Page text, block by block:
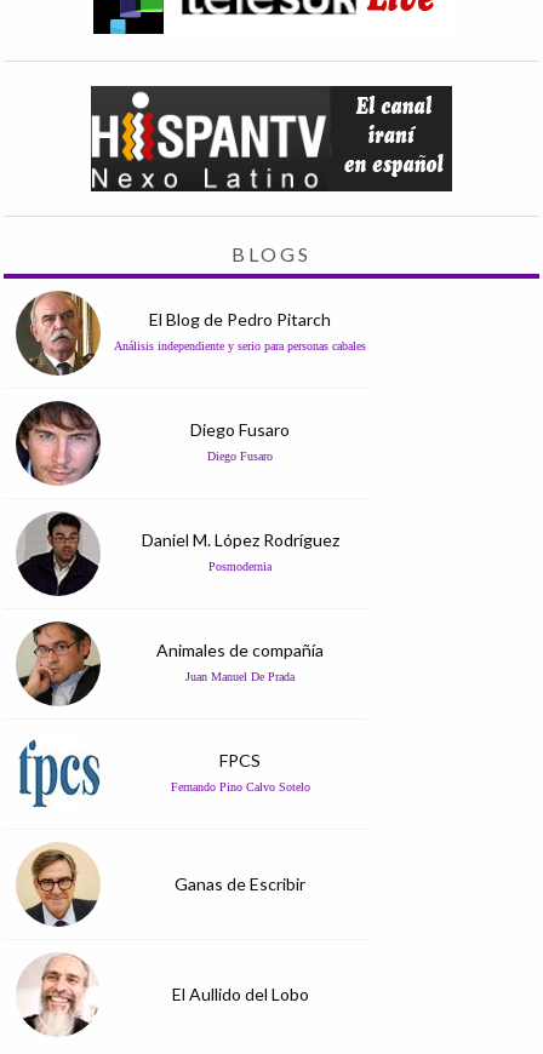
BLOGS
El Blog de Pedro Pitarch
Análisis independiente y serio para personas cabales
Diego Fusaro
Diego Fusaro
Daniel M. López Rodríguez
Posmodernia
Animales de compañía
Juan Manuel De Prada
FPCS
Fernando Pino Calvo Sotelo
Ganas de Escribir
El Aullido del Lobo